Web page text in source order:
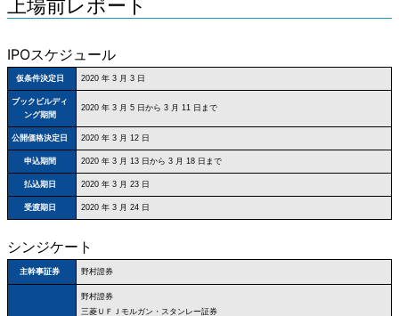
IPOスケジュール
仮条件決定日 2020 年 3 月 3 日
ブックビルディ
ング期間
2020 年 3 月 5 日から 3 月 11 日まで
公開価格決定日 2020 年 3 月 12 日
申込期間 2020 年 3 月 13 日から 3 月 18 日まで
払込期日 2020 年 3 月 23 日
受渡期日 2020 年 3 月 24 日
シンジケート
主幹事証券 野村證券
野村證券
三菱ＵＦＪモルガン・スタンレー証券